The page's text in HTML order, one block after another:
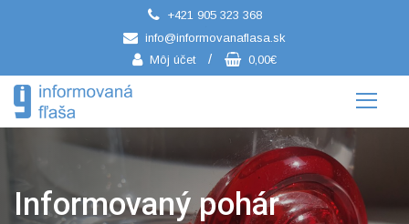
+421 905 323 368
info@informovanaflasa.sk
Môj účet
/ 0,00€
Informovaný pohár